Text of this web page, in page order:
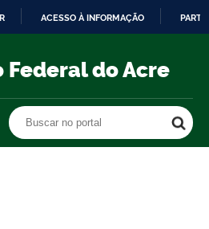
O
ACESSO À INFORMAÇÃO
do Acre
Buscar no portal